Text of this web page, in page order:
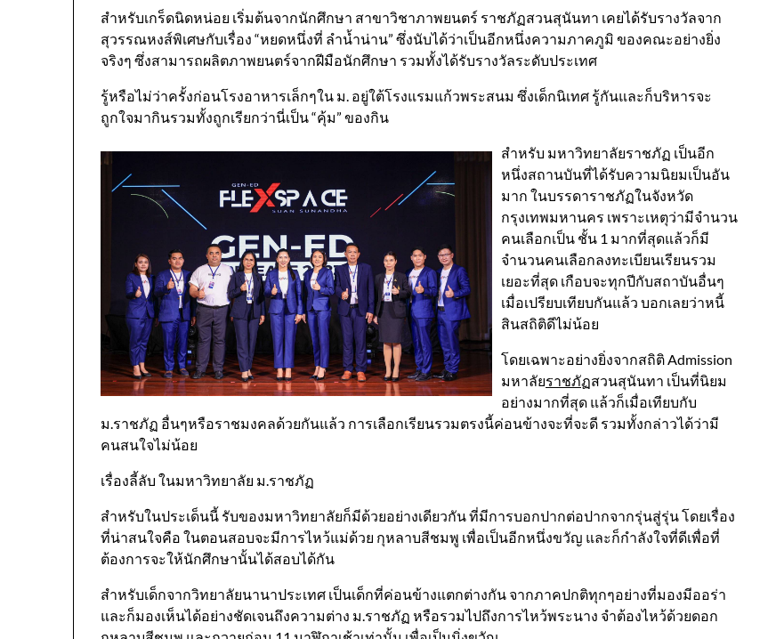
สำหรับเกร็ดนิดหน่อย เริ่มต้นจากนักศึกษา สาขาวิชาภาพยนตร์ ราชภัฏสวนสุนันทา เคยได้รับรางวัลจาก
สุวรรณหงส์พิเศษกับเรื่อง “หยดหนึ่งที่ ลำน้ำน่าน” ซึ่งนับได้ว่าเป็นอีกหนึ่งความภาคภูมิ ของคณะอย่างยิ่ง
จริงๆ ซึ่งสามารถผลิตภาพยนตร์จากฝีมือนักศึกษา รวมทั้งได้รับรางวัลระดับประเทศ
รู้หรือไม่ว่าครั้งก่อนโรงอาหารเล็กๆใน ม. อยู่ใต้โรงแรมแก้วพระสนม ซึ่งเด็กนิเทศ รู้กันและก็บริหารจะ
ถูกใจมากินรวมทั้งถูกเรียกว่านี่เป็น “คุ้ม” ของกิน
สำหรับ มหาวิทยาลัยราชภัฏ เป็นอีก
หนึ่งสถานบันที่ได้รับความนิยมเป็นอัน
มาก ในบรรดาราชภัฏในจังหวัด
กรุงเทพมหานคร เพราะเหตุว่ามีจำนวน
คนเลือกเป็น ชั้น 1 มากที่สุดแล้วก็มี
จำนวนคนเลือกลงทะเบียนเรียนรวม
เยอะที่สุด เกือบจะทุกปีกับสถาบันอื่นๆ
เมื่อเปรียบเทียบกันแล้ว บอกเลยว่าหนี้
สินสถิติดีไม่น้อย
โดยเฉพาะอย่างยิ่งจากสถิติ Admission
มหาลัยราชภัฏสวนสุนันทา เป็นที่นิยม
อย่างมากที่สุด แล้วก็เมื่อเทียบกับ
ม.ราชภัฏ อื่นๆหรือราชมงคลด้วยกันแล้ว การเลือกเรียนรวมตรงนี้ค่อนข้างจะที่จะดี รวมทั้งกล่าวได้ว่ามี
คนสนใจไม่น้อย
เรื่องลี้ลับ ในมหาวิทยาลัย ม.ราชภัฏ
สำหรับในประเด็นนี้ รับของมหาวิทยาลัยก็มีด้วยอย่างเดียวกัน ที่มีการบอกปากต่อปากจากรุ่นสู่รุ่น โดยเรื่อง
ที่น่าสนใจคือ ในตอนสอบจะมีการไหว้แม่ด้วย กุหลาบสีชมพู เพื่อเป็นอีกหนึ่งขวัญ และก็กำลังใจที่ดีเพื่อที่
ต้องการจะให้นักศึกษานั้นได้สอบได้กัน
สำหรับเด็กจากวิทยาลัยนานาประเทศ เป็นเด็กที่ค่อนข้างแตกต่างกัน จากภาคปกติทุกๆอย่างที่มองมีออร่า
และก็มองเห็นได้อย่างชัดเจนถึงความต่าง ม.ราชภัฏ หรือรวมไปถึงการไหว้พระนาง จำต้องไหว้ด้วยดอก